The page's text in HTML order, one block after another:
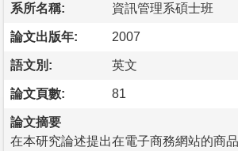
系所名稱: 資訊管理系碩士班
論文出版年: 2007
語文別: 英文
論文頁數: 81
論文摘要
在本研究論述提出在電子商務網站的商